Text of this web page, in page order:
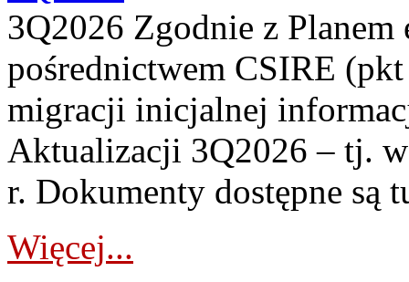
3Q2026 Zgodnie z
pośrednictwem CSIRE
migracji inicjalnej
Aktualizacji 3Q2026 – tj.
r. Dokumenty dostępne są
Więcej...